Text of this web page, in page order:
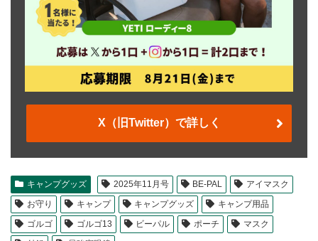
X（旧Twitter）で詳しく
キャンプグッズ 2025年11月号 BE-PAL
アイマスク
お守り
キャンプ キャンプグッズ
キャンプ用品
ゴルゴ
ゴルゴ13 ビーパル ポーチ
マスク